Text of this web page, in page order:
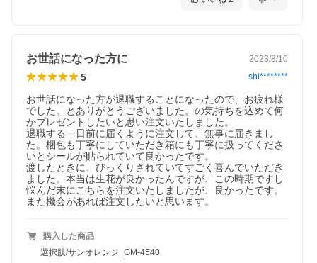
お世話になった方に 2023/8/10
5 shi********
お世話になった方が退職することになったので、お疲れ様
でした。とありがとうございました。の気持ちを込めて何
かプレゼントしたいと思い注文いたしました。
退職する一日前に届くように注文して、無事に届きまし
た。梱包も丁寧にしていただき箱にも丁寧に扱ってくださ
いとシールが貼られていて良かったです。
渡したときに、びっくりされていてすごく喜んでいただき
ました。本当は生花が良かったんですが、この時期ですし
悩んだ末にこちらを注文いたしましたが、良かったです。
また機会があれば注文したいと思います。
購入した商品
選択肢/サンオレンジ_GM-4540